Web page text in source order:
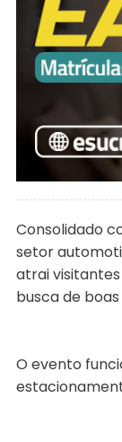
Consolidado
setor
atrai
busca de
O evento